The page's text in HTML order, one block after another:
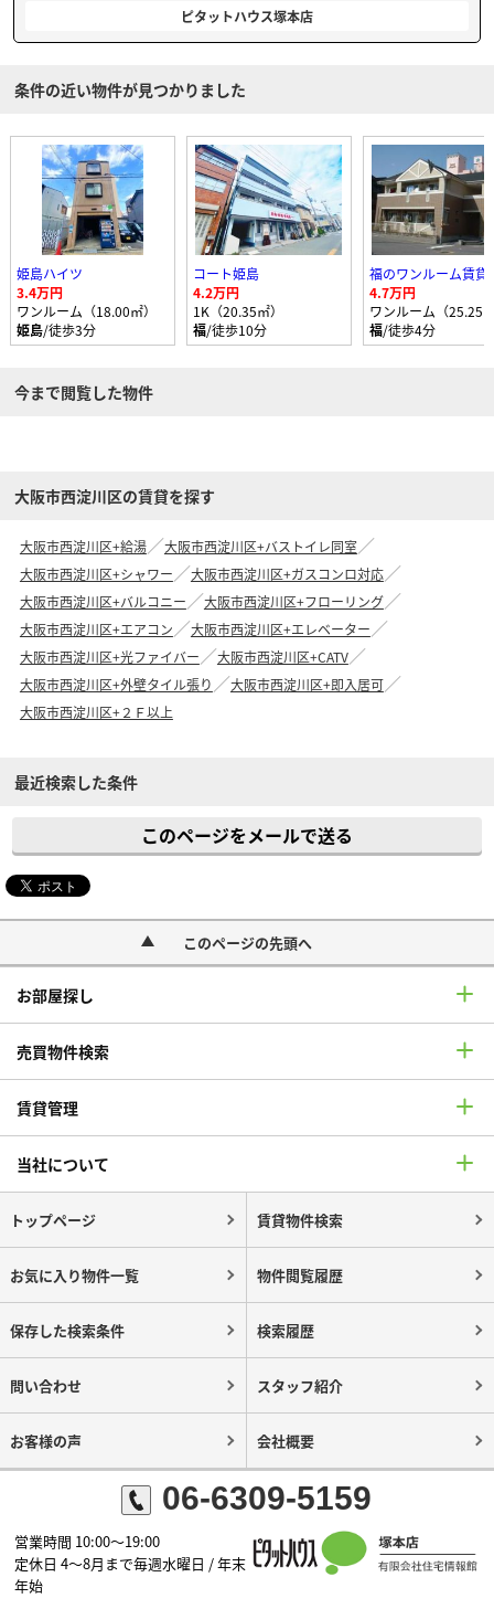
ピタットハウス塚本店
条件の近い物件が見つかりました
姫島ハイツ
3.4万円
ワンルーム（18.00㎡）
姫島/徒歩3分
コート姫島
4.2万円
1K（20.35㎡）
福/徒歩10分
4.7万円
ワンルーム（25.25
福/徒歩4分
今まで閲覧した物件
大阪市西淀川区の賃貸を探す
大阪市西淀川区+給湯
大阪市西淀川区+バストイレ同室
大阪市西淀川区+シャワー
大阪市西淀川区+ガスコンロ対応
大阪市西淀川区+バルコニー
大阪市西淀川区+フローリング
大阪市西淀川区+エアコン
大阪市西淀川区+エレベーター
大阪市西淀川区+光ファイバー
大阪市西淀川区+CATV
大阪市西淀川区+外壁タイル張り
大阪市西淀川区+即入居可
大阪市西淀川区+２Ｆ以上
最近検索した条件
このページをメールで送る
このページの先頭へ
お部屋探し
売買物件検索
賃貸管理
当社について
トップページ 賃貸物件検索
お気に入り物件一覧 物件閲覧履歴
保存した検索条件 検索履歴
問い合わせ スタッフ紹介
お客様の声 会社概要
06-6309-5159
営業時間 10:00～19:00
定休日 4～8月まで毎週水曜日 / 年末
年始